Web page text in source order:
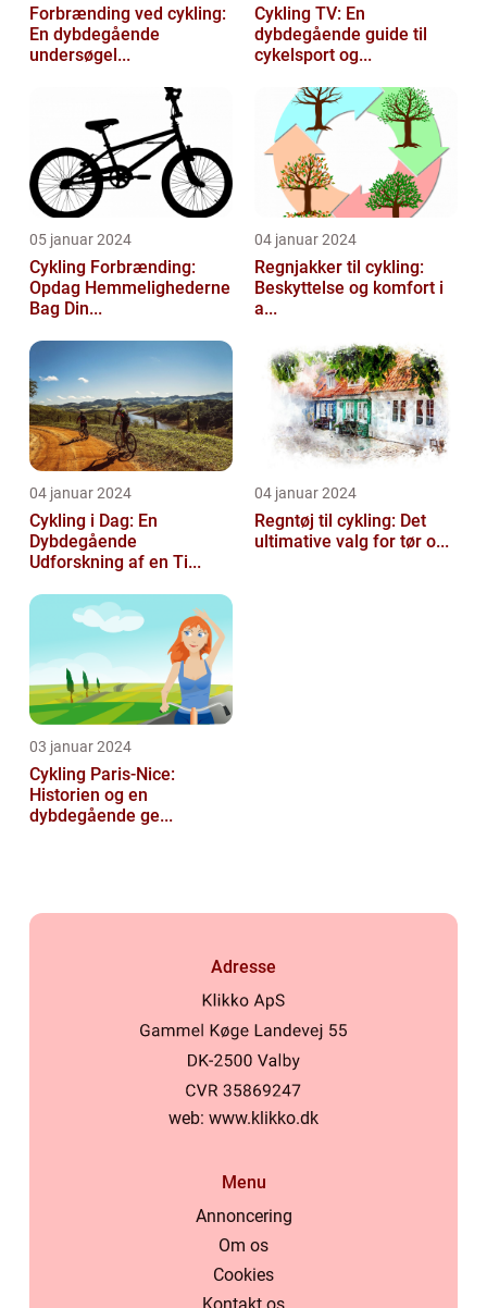
Forbrænding ved cykling:
En dybdegående
undersøgel...
Cykling TV: En
dybdegående guide til
cykelsport og...
05 januar 2024
Cykling Forbrænding:
Opdag Hemmelighederne
Bag Din...
04 januar 2024
Regnjakker til cykling:
Beskyttelse og komfort i
a...
04 januar 2024
Cykling i Dag: En
Dybdegående
Udforskning af en Ti...
04 januar 2024
Regntøj til cykling: Det
ultimative valg for tør o...
03 januar 2024
Cykling Paris-Nice:
Historien og en
dybdegående ge...
Adresse
web: www.klikko.dk
Menu
Annoncering
Om os
Cookies